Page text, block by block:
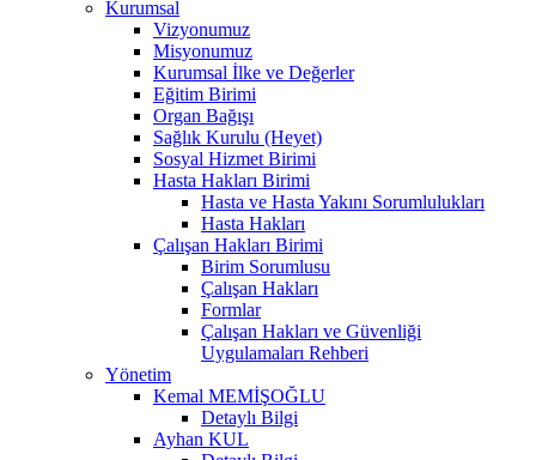
Kurumsal
Vizyonumuz
Misyonumuz
Kurumsal İlke ve Değerler
Eğitim Birimi
Organ Bağışı
Sağlık Kurulu (Heyet)
Sosyal Hizmet Birimi
Hasta Hakları Birimi
Hasta ve Hasta Yakını Sorumlulukları
Hasta Hakları
Çalışan Hakları Birimi
Birim Sorumlusu
Çalışan Hakları
Formlar
Çalışan Hakları ve Güvenliği
Uygulamaları Rehberi
Yönetim
Kemal MEMİŞOĞLU
Detaylı Bilgi
Ayhan KUL